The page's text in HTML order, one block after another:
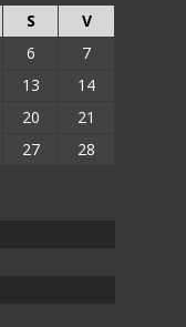
S
V
6
7
13
14
20
21
27
28